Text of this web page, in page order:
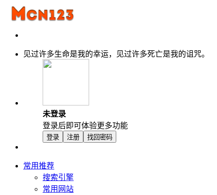
见过许多生命是我的幸运，见过许多死亡是我的诅咒。
未登录
登录后即可体验更多功能
登录 注册 找回密码
常用推荐
搜索引擎
常用网站